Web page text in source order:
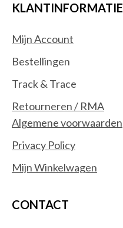
KLANTINFORMATIE
Mijn Account
Bestellingen
Track & Trace
Retourneren / RMA
Algemene voorwaarden
Privacy Policy
Mijn Winkelwagen
CONTACT